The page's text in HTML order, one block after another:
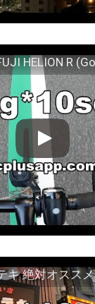
キ 絶対オススメ